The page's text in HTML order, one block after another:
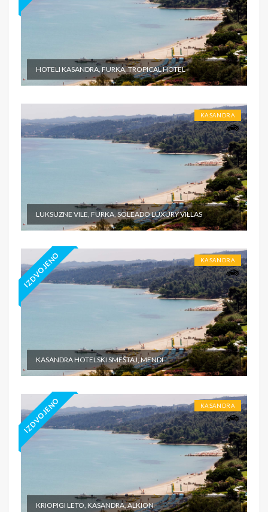
HOTELI KASANDRA, FURKA, TROPICAL HOTEL
KASANDRA
LUKSUZNE VILE, FURKA, SOLEADO LUXURY VILLAS
IZDVOJENO KASANDRA
KASANDRA HOTELSKI SMEŠTAJ, MENDI
IZDVOJENO KASANDRA
KRIOPIGI LETO, KASANDRA, ALKION